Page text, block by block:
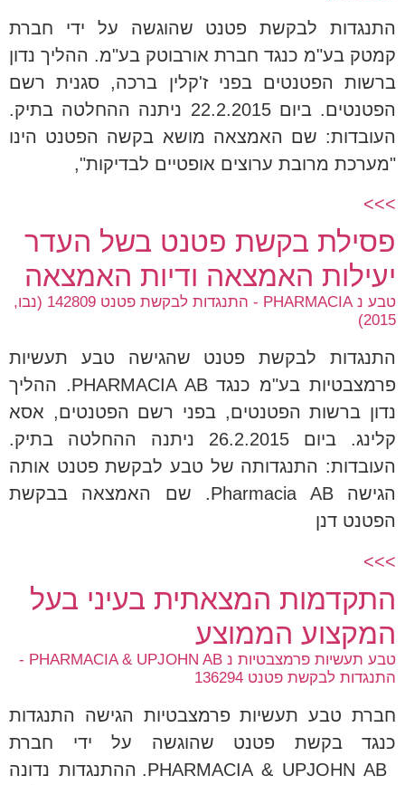
התנגדות לבקשת פטנט שהוגשה על ידי חברת
קמטק בע"מ כנגד חברת אורבוטק בע"מ. ההליך נדון
ברשות הפטנטים בפני ז'קלין ברכה, סגנית רשם
הפטנטים. ביום 22.2.2015 ניתנה ההחלטה בתיק.
העובדות: שם האמצאה מושא בקשה הפטנט הינו
"מערכת מרובת ערוצים אופטיים לבדיקות",
>>>
פסילת בקשת פטנט בשל העדר
יעילות האמצאה ודיות האמצאה
טבע נ PHARMACIA - התנגדות לבקשת פטנט 142809 (נבו,
2015)
התנגדות לבקשת פטנט שהגישה טבע תעשיות
פרמצבטיות בע"מ כנגד PHARMACIA AB. ההליך
נדון ברשות הפטנטים, בפני רשם הפטנטים, אסא
קלינג. ביום 26.2.2015 ניתנה ההחלטה בתיק.
העובדות: התנגדותה של טבע לבקשת פטנט אותה
הגישה Pharmacia AB. שם האמצאה בבקשת
הפטנט דנן
>>>
התקדמות המצאתית בעיני בעל
המקצוע הממוצע
טבע תעשיות פרמצבטיות נ PHARMACIA & UPJOHN AB -
התנגדות לבקשת פטנט 136294
חברת טבע תעשיות פרמצבטיות הגישה התנגדות
כנגד בקשת פטנט שהוגשה על ידי חברת
PHARMACIA & UPJOHN AB. ההתנגדות נדונה